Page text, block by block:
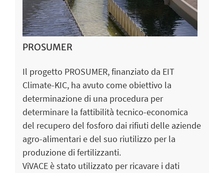
PROSUMER
Il progetto PROSUMER, finanziato da EIT
Climate-KIC, ha avuto come obiettivo la
determinazione di una procedura per
determinare la fattibilità tecnico-economica
del recupero del fosforo dai rifiuti delle aziende
agro-alimentari e del suo riutilizzo per la
produzione di fertilizzanti.
ViVACE è stato utilizzato per ricavare i dati